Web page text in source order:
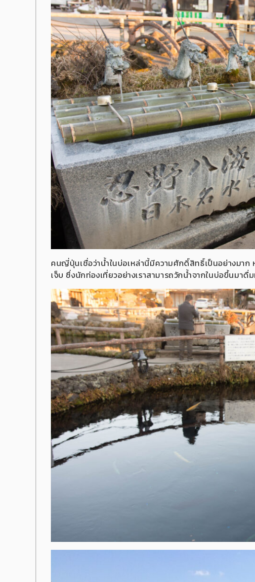
คนญี่ปุ่นเชื่อว่าน้ำในบ่อเหล่านี้มีความศักดิ์สิทธิ์เป็นอย่างมาก
เจ็บ ซึ่งนักท่องเที่ยวอย่างเราสามารถวักน้ำจากในบ่อขึ้นมา